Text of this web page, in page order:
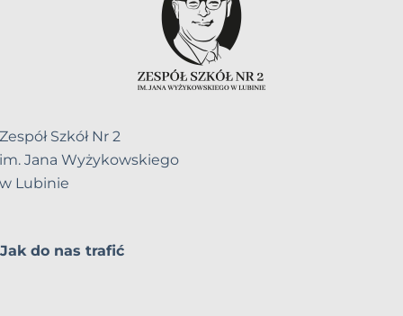
Zespół Szkół Nr 2
im. Jana Wyżykowskiego
w Lubinie
Jak do nas trafić